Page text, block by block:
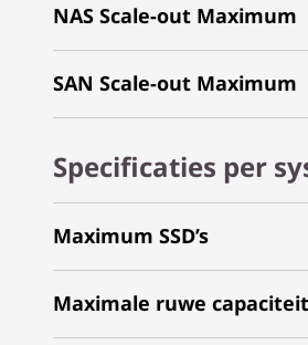
NAS Scale-out Maximum
SAN Scale-out Maximum
Specificaties per
Maximum SSD’s
Maximale ruwe